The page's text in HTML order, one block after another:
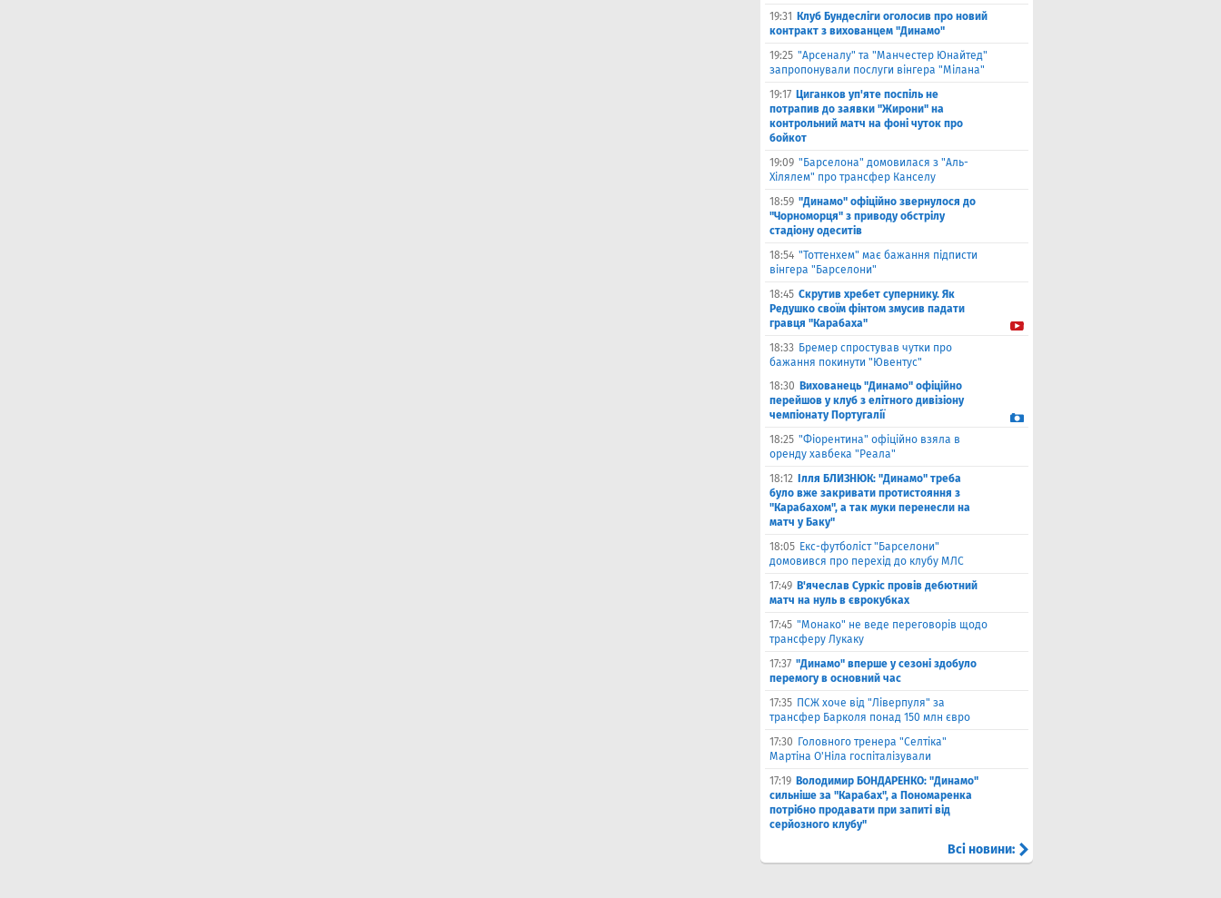
19:31
Клуб Бундесліги оголосив про новий
контракт з вихованцем "Динамо"
19:25 "Арсеналу" та "Манчестер Юнайтед"
запропонували послуги вінгера "Мілана"
19:17 Циганков уп'яте поспіль не
потрапив до заявки "Жирони" на
контрольний матч на фоні чуток про
бойкот
19:09 "Барселона" домовилася з "Аль-
Хілялем" про трансфер Канселу
18:59 "Динамо" офіційно звернулося до
"Чорноморця" з приводу обстрілу
стадіону одеситів
18:54 "Тоттенхем" має бажання підписти
вінгера "Барселони"
18:45 Скрутив хребет супернику. Як
Редушко своїм фінтом змусив падати
гравця "Карабаха"
18:33 Бремер спростував чутки про
бажання покинути "Ювентус"
18:30 Вихованець "Динамо" офіційно
перейшов у клуб з елітного дивізіону
чемпіонату Португалії
18:25 "Фіорентина" офіційно взяла в
оренду хавбека "Реала"
18:12
Ілля БЛИЗНЮК: "Динамо" треба
було вже закривати протистояння з
"Карабахом", а так муки перенесли на
матч у Баку"
18:05 Екс-футболіст "Барселони"
домовився про перехід до клубу МЛС
17:49 В'ячеслав Суркіс провів дебютний
матч на нуль в єврокубках
17:45 "Монако" не веде переговорів щодо
трансферу Лукаку
17:37 "Динамо" вперше у сезоні здобуло
перемогу в основний час
17:35 ПСЖ хоче від "Ліверпуля" за
трансфер Барколя понад 150 млн євро
17:30 Головного тренера "Селтіка"
Мартіна О'Ніла госпіталізували
17:19 Володимир БОНДАРЕНКО: "Динамо"
сильніше за "Карабах", а Пономаренка
потрібно продавати при запиті від
серйозного клубу"
Всі новини: